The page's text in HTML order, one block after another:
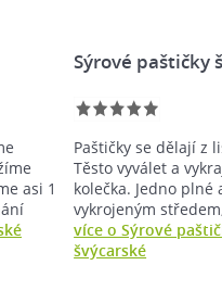
asi 1
Sýrové paštičky
Paštičky se dělají z
Těsto vyválet a
kolečka. Jedno plné
vykrojeným
více o Sýrové
švýcarské